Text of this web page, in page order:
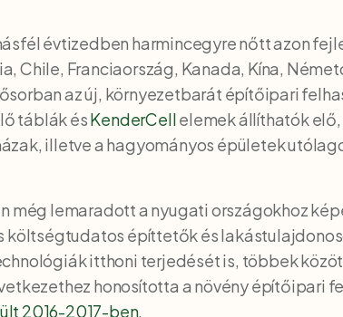
évtizedben harmincegyre nőtt azon
Chile, Franciaország, Kanada, Kína,
az új, környezetbarát építőipari
táblák ésKenderCellelemek állíthatók
illetve a hagyományos épületek
még lemaradott a nyugati országokhoz
építtetők és
itthoni terjedését is, többek
honosította a növény építőipari
2016-2017-ben.